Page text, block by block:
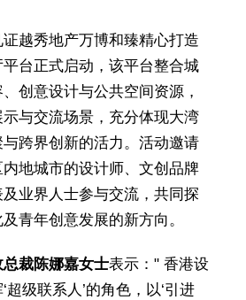
越秀地产万博和臻精心打造
台正式启动，该平台整合城
创意设计与公共空间资源，
与交流场景，充分体现大湾
跨界创新的活力。活动邀请
地城市的设计师、文创品牌
业界人士参与交流，共同探
青年创意发展的新方向。
裁陈娜嘉女士表示：" 香港设
超级联系人’的角色，以‘引进